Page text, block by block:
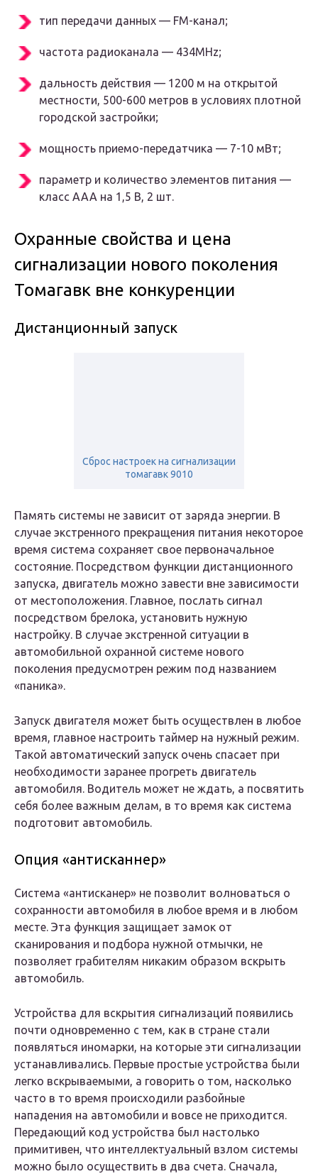
тип передачи данных — FM-канал;
частота радиоканала — 434MHz;
дальность действия — 1200 м на открытой
местности, 500-600 метров в условиях плотной
городской застройки;
мощность приемо-передатчика — 7-10 мВт;
параметр и количество элементов питания —
класс ААА на 1,5 В, 2 шт.
Охранные свойства и цена
сигнализации нового поколения
Томагавк вне конкуренции
Дистанционный запуск
Сброс настроек на сигнализации
томагавк 9010
Память системы не зависит от заряда энергии. В
случае экстренного прекращения питания некоторое
время система сохраняет свое первоначальное
состояние. Посредством функции дистанционного
запуска, двигатель можно завести вне зависимости
от местоположения. Главное, послать сигнал
посредством брелока, установить нужную
настройку. В случае экстренной ситуации в
автомобильной охранной системе нового
поколения предусмотрен режим под названием
«паника».
Запуск двигателя может быть осуществлен в любое
время, главное настроить таймер на нужный режим.
Такой автоматический запуск очень спасает при
необходимости заранее прогреть двигатель
автомобиля. Водитель может не ждать, а посвятить
себя более важным делам, в то время как система
подготовит автомобиль.
Опция «антисканнер»
Система «антисканер» не позволит волноваться о
сохранности автомобиля в любое время и в любом
месте. Эта функция защищает замок от
сканирования и подбора нужной отмычки, не
позволяет грабителям никаким образом вскрыть
автомобиль.
Устройства для вскрытия сигнализаций появились
почти одновременно с тем, как в стране стали
появляться иномарки, на которые эти сигнализации
устанавливались. Первые простые устройства были
легко вскрываемыми, а говорить о том, насколько
часто в то время происходили разбойные
нападения на автомобили и вовсе не приходится.
Передающий код устройства был настолько
примитивен, что интеллектуальный взлом системы
можно было осуществить в два счета. Сначала,